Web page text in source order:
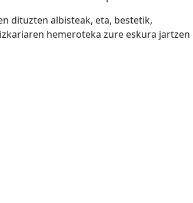
dituzten albisteak, eta, bestetik,
hemeroteka zure eskura jartzen